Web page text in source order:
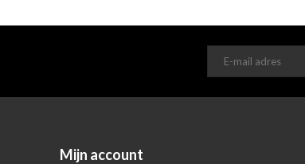
Mijn account